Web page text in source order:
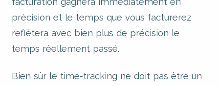
précision et le temps que vous facturerez
reflétera avec bien plus de précision le
temps réellement passé.
Bien sûr le time-tracking ne doit pas être un